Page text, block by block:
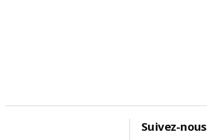
Conditions Générales d'Utilisation
Suivez-nous